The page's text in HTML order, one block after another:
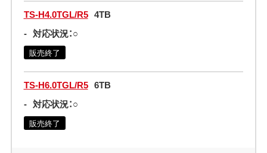
TS-H4.0TGL/R5 4TB
- 対応状況：○
販売終了
TS-H6.0TGL/R5 6TB
- 対応状況：○
販売終了